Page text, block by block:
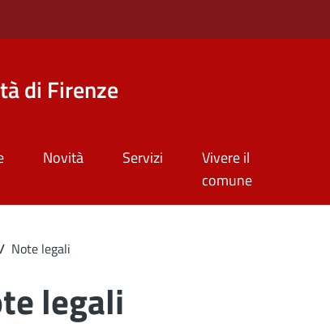
di Firenze
Novità Servizi
Vivere il
comune
di pane
/ Note legali
legali